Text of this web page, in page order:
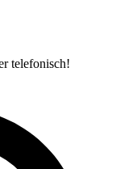
telefonisch!